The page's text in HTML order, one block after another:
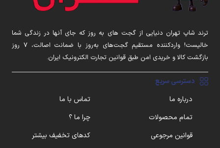
ترند شاپ تهران دنیایی از گجت های به روز که جای آنها در زندگی شما
خالیست! واردکننده مستقیم گجت‌های به‌روز با ضمانت اصالت، ۷ روز
بازگشت کالا و خریدی امن طبق قوانین تجارت الکترونیک ایران.
دسترسی سریع
درباره ما
تماس با ما
تمام محصولات
چرا ما ؟
قوانین مرجوعی
کدهای تخفیف بیشتر